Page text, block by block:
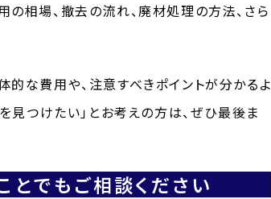
相場、撤去の流れ、廃材処理の方法、さら
的な費用や、注意すべきポイントが分かるよ
見つけたい」とお考えの方は、ぜひ最後ま
とでもご相談ください